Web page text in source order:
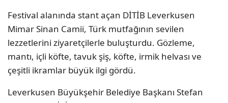
Festival alanında stant açan DİTİB Leverkusen
Mimar Sinan Camii, Türk mutfağının sevilen
lezzetlerini ziyaretçilerle buluşturdu. Gözleme,
mantı, içli köfte, tavuk şiş, köfte, irmik helvası ve
çeşitli ikramlar büyük ilgi gördü.
Leverkusen Büyükşehir Belediye Başkanı Stefan